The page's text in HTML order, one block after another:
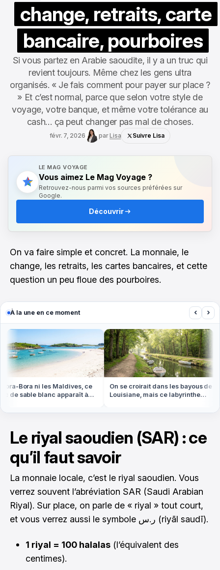
change, retraits, carte
bancaire, pourboires
Si vous partez en Arabie saoudite, il y a un truc qui
revient toujours. Même chez les gens ultra
organisés. « Je fais comment pour payer sur place ?
» Et c’est normal, parce que selon votre style de
voyage, votre banque, et même votre tolérance au
cash… ça peut changer pas mal de choses.
févr. 7, 2026 parLisa Suivre Lisa
LE MAG VOYAGE
Vous aimez Le Mag Voyage ?
Retrouvez-nous parmi vos sources préférées sur
Google.
Découvrir
On va faire simple et concret. La monnaie, le
change, les retraits, les cartes bancaires, et cette
question un peu floue des pourboires.
À la une en ce moment ‹ ›
Bora ni les Maldives, ce
sable blanc apparaît à
On se croirait dans les bayous de
Louisiane, mais ce labyrinthe
Le riyal saoudien (SAR) : ce
qu’il faut savoir
La monnaie locale, c’est le riyal saoudien. Vous
verrez souvent l’abréviation SAR (Saudi Arabian
Riyal). Sur place, on parle de « riyal » tout court,
et vous verrez aussi le symbole ر.س (riyāl saudī).
1 riyal = 100 halalas (l’équivalent des
centimes).